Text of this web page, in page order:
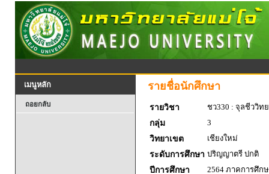
เมนูหลัก
ถอยกลับ
รายชื่อนักศึกษา
รายวิชา
ชว330 : จุลชีววิท
กลุ่ม
3
วิทยาเขต
เชียงใหม่
ระดับการศึกษา ปริญญาตรี ปกติ
ปีการศึกษา
2564 ภาคการศึก